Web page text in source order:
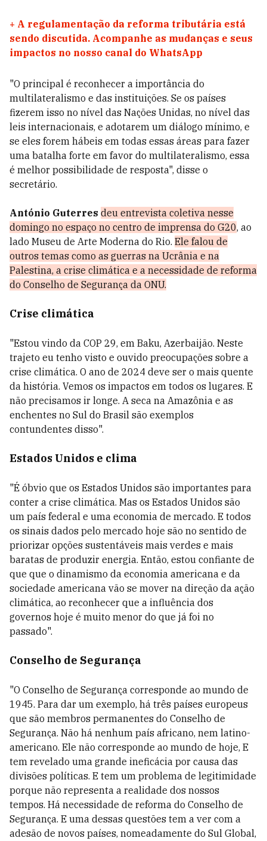
+ A regulamentação da reforma tributária está
sendo discutida. Acompanhe as mudanças e seus
impactos no nosso canal do WhatsApp
"O principal é reconhecer a importância do
multilateralismo e das instituições. Se os países
fizerem isso no nível das Nações Unidas, no nível das
leis internacionais, e adotarem um diálogo mínimo, e
se eles forem hábeis em todas essas áreas para fazer
uma batalha forte em favor do multilateralismo, essa
é melhor possibilidade de resposta", disse o
secretário.
António Guterres deu entrevista coletiva nesse
domingo no espaço no centro de imprensa do G20, ao
lado Museu de Arte Moderna do Rio. Ele falou de
outros temas como as guerras na Ucrânia e na
Palestina, a crise climática e a necessidade de reforma
do Conselho de Segurança da ONU.
Crise climática
"Estou vindo da COP 29, em Baku, Azerbaijão. Neste
trajeto eu tenho visto e ouvido preocupações sobre a
crise climática. O ano de 2024 deve ser o mais quente
da história. Vemos os impactos em todos os lugares. E
não precisamos ir longe. A seca na Amazônia e as
enchentes no Sul do Brasil são exemplos
contundentes disso".
Estados Unidos e clima
"É óbvio que os Estados Unidos são importantes para
conter a crise climática. Mas os Estados Unidos são
um país federal e uma economia de mercado. E todos
os sinais dados pelo mercado hoje são no sentido de
priorizar opções sustentáveis mais verdes e mais
baratas de produzir energia. Então, estou confiante de
que que o dinamismo da economia americana e da
sociedade americana vão se mover na direção da ação
climática, ao reconhecer que a influência dos
governos hoje é muito menor do que já foi no
passado".
Conselho de Segurança
"O Conselho de Segurança corresponde ao mundo de
1945. Para dar um exemplo, há três países europeus
que são membros permanentes do Conselho de
Segurança. Não há nenhum país africano, nem latino-
americano. Ele não corresponde ao mundo de hoje, E
tem revelado uma grande ineficácia por causa das
divisões políticas. E tem um problema de legitimidade
porque não representa a realidade dos nossos
tempos. Há necessidade de reforma do Conselho de
Segurança. E uma dessas questões tem a ver com a
adesão de novos países, nomeadamente do Sul Global,